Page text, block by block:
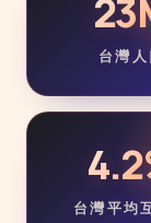
台灣人
台灣平均